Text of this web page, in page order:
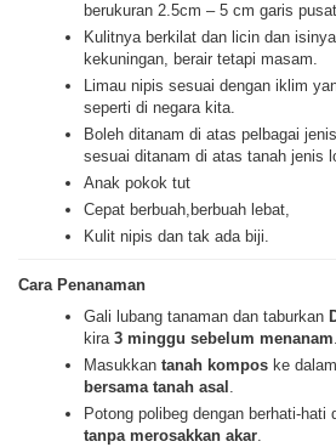
berukuran 2.5cm – 5 cm garis
Kulitnya berkilat dan licin dan
kekuningan, berair tetapi masam.
Limau nipis sesuai dengan iklim
seperti di negara kita.
Boleh ditanam di atas pelbagai
sesuai ditanam di atas tanah jenis
Anak pokok tut
Cepat berbuah,berbuah lebat,
Kulit nipis dan tak ada biji.
Cara Penanaman
Gali lubang tanaman dan taburkan
kira3 minggu sebelum menanam.
Masukkantanah kompos ke
bersama tanah asal .
Potong polibeg dengan berhati-hati
tanpa merosakkan akar.